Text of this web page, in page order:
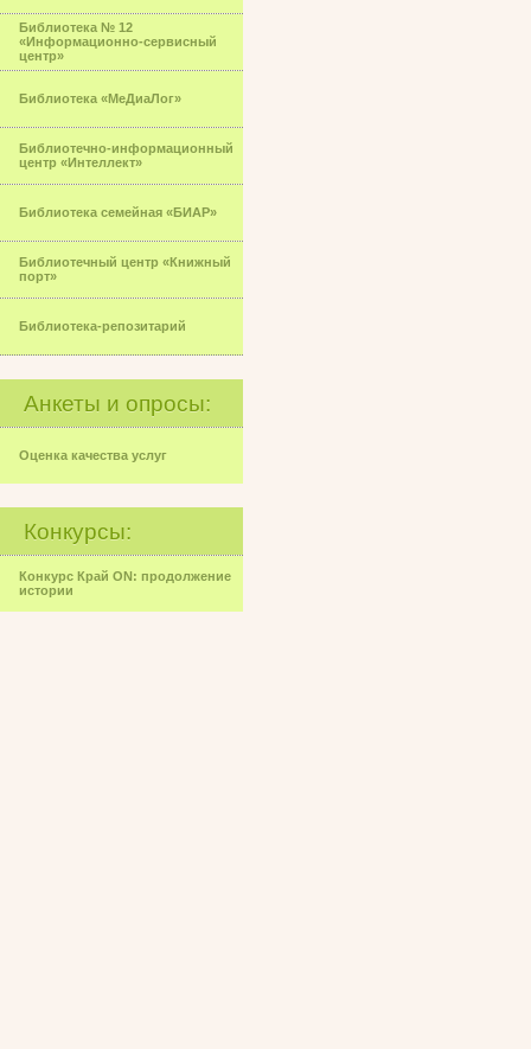
Библиотека № 12
«Информационно-сервисный
центр»
Библиотека «МеДиаЛог»
Библиотечно-информационный
центр «Интеллект»
Библиотека семейная «БИАР»
Библиотечный центр «Книжный
порт»
Библиотека-репозитарий
Анкеты и опросы:
Оценка качества услуг
Конкурсы:
Конкурс Край ON: продолжение
истории